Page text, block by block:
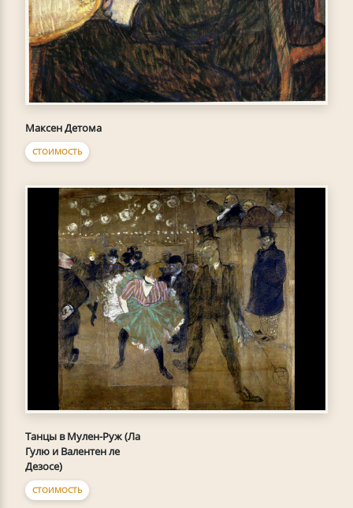
Максен Детома
СТОИМОСТЬ
Танцы в Мулен-Руж (Ла
Гулю и Валентен ле
Дезосе)
СТОИМОСТЬ